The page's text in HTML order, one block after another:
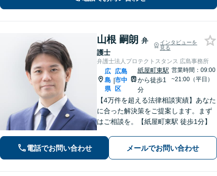
山根 嗣朗 弁
護士
インタビューを
見る
弁護士法人プロテクトスタンス 広島事務所
広
島
県
|
広島
市中
区
紙屋町東駅
から徒歩1
分
営業時間：09:00
~21:00（平日）
【4万件を超える法律相談実績】あなた
に合った解決策をご提案します。まず
はご相談を。【紙屋町東駅 徒歩1分】
電話でお問い合わせ メールでお問い合わせ